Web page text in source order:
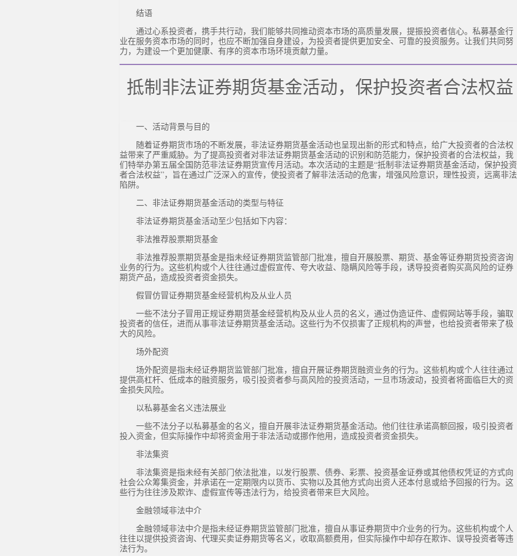
结语
通过心系投资者，携手共行动，我们能够共同推动资本市场的高质量发展，提振投资者信心。私募基金行
业在服务资本市场的同时，也应不断加强自身建设，为投资者提供更加安全、可靠的投资服务。让我们共同努
力，为建设一个更加健康、有序的资本市场环境贡献力量。
抵制非法证券期货基金活动，保护投资者合法权益
一、活动背景与目的
随着证券期货市场的不断发展，非法证券期货基金活动也呈现出新的形式和特点，给广大投资者的合法权
益带来了严重威胁。为了提高投资者对非法证券期货基金活动的识别和防范能力，保护投资者的合法权益，我
们特举办第五届全国防范非法证券期货宣传月活动。本次活动的主题是“抵制非法证券期货基金活动，保护投资
者合法权益”，旨在通过广泛深入的宣传，使投资者了解非法活动的危害，增强风险意识，理性投资，远离非法
陷阱。
二、非法证券期货基金活动的类型与特征
非法证券期货基金活动至少包括如下内容：
非法推荐股票期货基金
非法推荐股票期货基金是指未经证券期货监管部门批准，擅自开展股票、期货、基金等证券期货投资咨询
业务的行为。这些机构或个人往往通过虚假宣传、夸大收益、隐瞒风险等手段，诱导投资者购买高风险的证券
期货产品，造成投资者资金损失。
假冒仿冒证券期货基金经营机构及从业人员
一些不法分子冒用正规证券期货基金经营机构及从业人员的名义，通过伪造证件、虚假网站等手段，骗取
投资者的信任，进而从事非法证券期货基金活动。这些行为不仅损害了正规机构的声誉，也给投资者带来了极
大的风险。
场外配资
场外配资是指未经证券期货监管部门批准，擅自开展证券期货融资业务的行为。这些机构或个人往往通过
提供高杠杆、低成本的融资服务，吸引投资者参与高风险的投资活动，一旦市场波动，投资者将面临巨大的资
金损失风险。
以私募基金名义违法展业
一些不法分子以私募基金的名义，擅自开展非法证券期货基金活动。他们往往承诺高额回报，吸引投资者
投入资金，但实际操作中却将资金用于非法活动或挪作他用，造成投资者资金损失。
非法集资
非法集资是指未经有关部门依法批准，以发行股票、债券、彩票、投资基金证券或其他债权凭证的方式向
社会公众筹集资金，并承诺在一定期限内以货币、实物以及其他方式向出资人还本付息或给予回报的行为。这
些行为往往涉及欺诈、虚假宣传等违法行为，给投资者带来巨大风险。
金融领域非法中介
金融领域非法中介是指未经证券期货监管部门批准，擅自从事证券期货中介业务的行为。这些机构或个人
往往以提供投资咨询、代理买卖证券期货等名义，收取高额费用，但实际操作中却存在欺诈、误导投资者等违
法行为。